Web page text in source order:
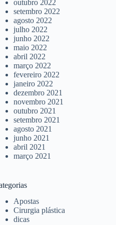
outubro 2022
setembro 2022
agosto 2022
julho 2022
junho 2022
maio 2022
abril 2022
março 2022
fevereiro 2022
janeiro 2022
dezembro 2021
novembro 2021
outubro 2021
setembro 2021
agosto 2021
junho 2021
abril 2021
março 2021
Apostas
Cirurgia plástica
dicas